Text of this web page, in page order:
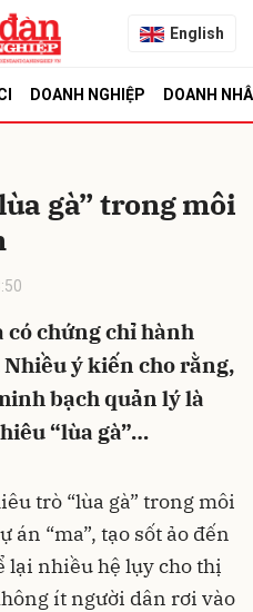
English
DOANH NGHIỆP DOANH
gà” trong môi
có chứng chỉ hành
ý kiến cho rằng,
bạch quản lý là
“lùa gà”…
trò “lùa gà” trong môi
án “ma”, tạo sốt ảo đến
nhiều hệ lụy cho thị
ít người dân rơi vào
Hủy